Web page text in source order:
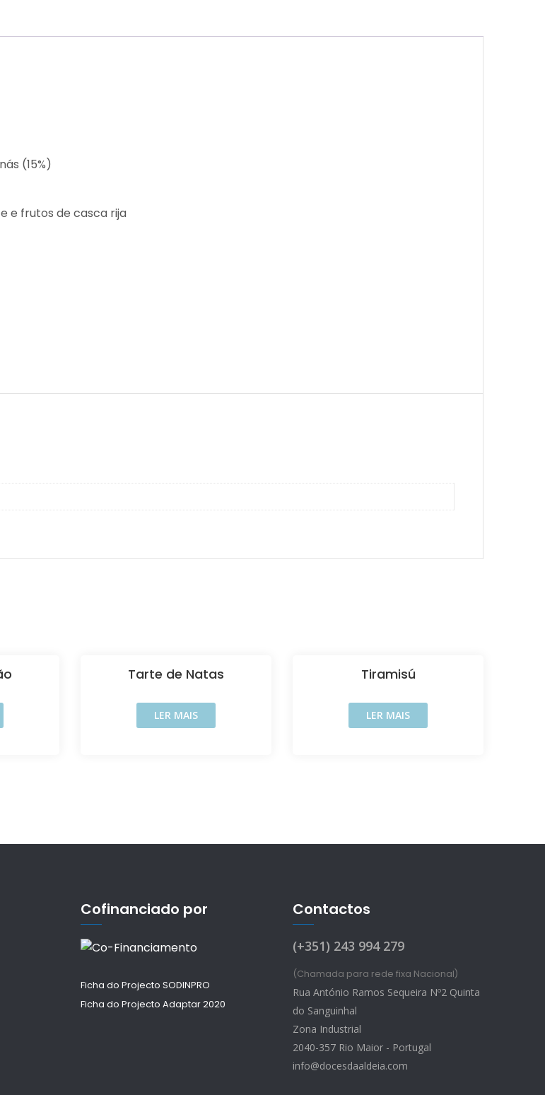
(15%)
e frutos de casca rija
Tarte de Natas
LER MAIS
Tiramisú
LER MAIS
Cofinanciado por
Ficha do Projecto SODINPRO
Ficha do Projecto Adaptar 2020
Contactos
(+351) 243 994 279
(Chamada para rede fixa Nacional)
Rua António Ramos Sequeira Nº2 Quinta
do Sanguinhal
Zona Industrial
2040-357 Rio Maior - Portugal
info@docesdaaldeia.com